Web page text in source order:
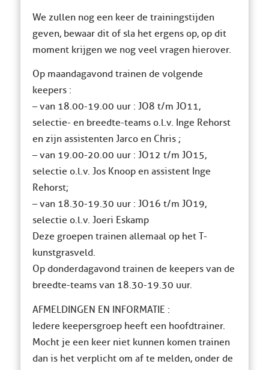
We zullen nog een keer de trainingstijden
geven, bewaar dit of sla het ergens op, op dit
moment krijgen we nog veel vragen hierover.
Op maandagavond trainen de volgende
keepers :
– van 18.00-19.00 uur : JO8 t/m JO11,
selectie- en breedte-teams o.l.v. Inge Rehorst
en zijn assistenten Jarco en Chris ;
– van 19.00-20.00 uur : JO12 t/m JO15,
selectie o.l.v. Jos Knoop en assistent Inge
Rehorst;
– van 18.30-19.30 uur : JO16 t/m JO19,
selectie o.l.v. Joeri Eskamp
Deze groepen trainen allemaal op het T-
kunstgrasveld.
Op donderdagavond trainen de keepers van de
breedte-teams van 18.30-19.30 uur.
AFMELDINGEN EN INFORMATIE :
Iedere keepersgroep heeft een hoofdtrainer.
Mocht je een keer niet kunnen komen trainen
dan is het verplicht om af te melden, onder de